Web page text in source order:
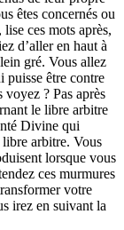
êtes concernés ou
lise ces mots après,
d’aller en haut à
gré. Vous allez
être contre
? Pas après
le libre arbitre
Divine qui
arbitre. Vous
lorsque vous
ces murmures
votre
irez en suivant la